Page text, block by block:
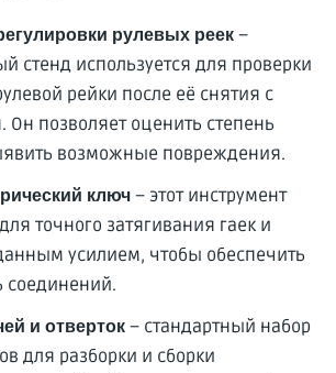
рулевых реек –
стенд используется для проверки
рейки после её снятия с
Он позволяет оценить степень
возможные повреждения.
ключ – этот инструмент
точного затягивания гаек и
усилием, чтобы обеспечить
соединений.
и отверток – стандартный набор
для разборки и сборки